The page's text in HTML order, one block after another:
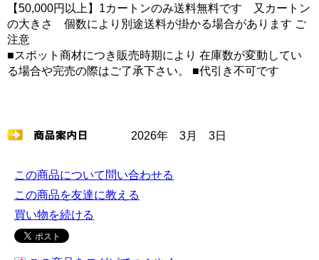
【50,000円以上】1カートンのみ送料無料です 又カートン
の大きさ 個数により別途送料が掛かる場合があります ご
注意
■スポット商材につき販売時期により 在庫数が変動してい
る場合や完売の際はご了承下さい。 ■代引き不可です
2026年 3月 3日
この商品について問い合わせる
この商品を友達に教える
買い物を続ける